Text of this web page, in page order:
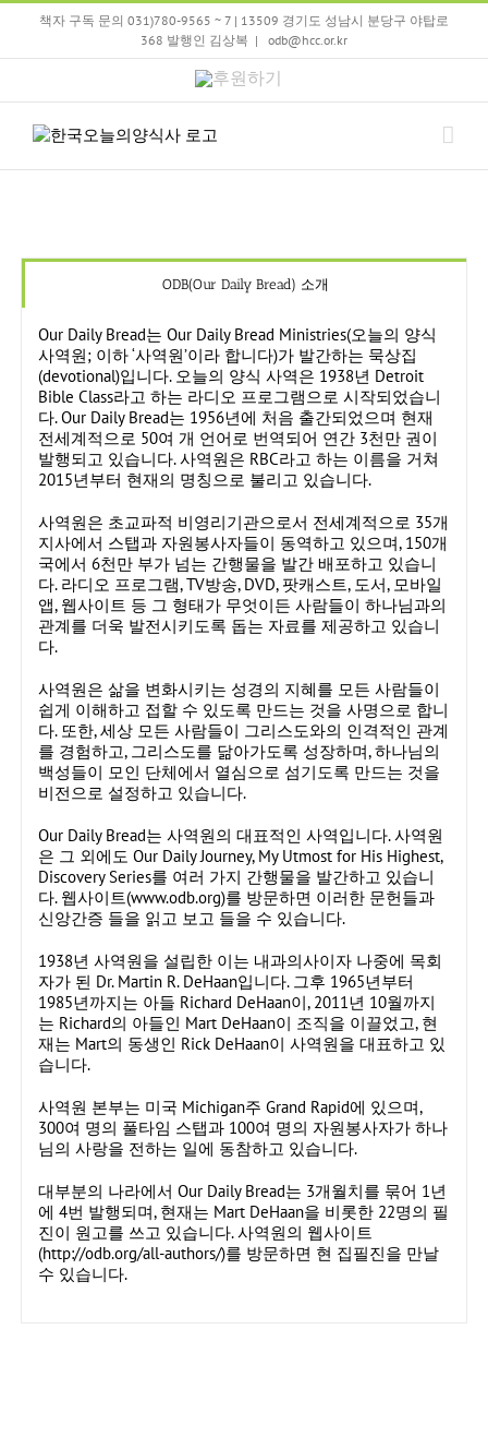
Skip
책자 구독 문의 031)780-9565 ~ 7 | 13509 경기도 성남시 분당구 야탑로
368 발행인 김상복 | odb@hcc.or.kr
후
기
ODB(Our Daily Bread) 소개
Our Daily Bread는 Our Daily Bread Ministries(오늘의 양식
사역원; 이하 ‘사역원’이라 합니다)가 발간하는 묵상집
(devotional)입니다. 오늘의 양식 사역은 1938년 Detroit
Bible Class라고 하는 라디오 프로그램으로 시작되었습니
다. Our Daily Bread는 1956년에 처음 출간되었으며 현재
전세계적으로 50여 개 언어로 번역되어 연간 3천만 권이
발행되고 있습니다. 사역원은 RBC라고 하는 이름을 거쳐
2015년부터 현재의 명칭으로 불리고 있습니다.
사역원은 초교파적 비영리기관으로서 전세계적으로 35개
지사에서 스탭과 자원봉사자들이 동역하고 있으며, 150개
국에서 6천만 부가 넘는 간행물을 발간 배포하고 있습니
다. 라디오 프로그램, TV방송, DVD, 팟캐스트, 도서, 모바일
앱, 웹사이트 등 그 형태가 무엇이든 사람들이 하나님과의
관계를 더욱 발전시키도록 돕는 자료를 제공하고 있습니
다.
사역원은 삶을 변화시키는 성경의 지혜를 모든 사람들이
쉽게 이해하고 접할 수 있도록 만드는 것을 사명으로 합니
다. 또한, 세상 모든 사람들이 그리스도와의 인격적인 관계
를 경험하고, 그리스도를 닮아가도록 성장하며, 하나님의
백성들이 모인 단체에서 열심으로 섬기도록 만드는 것을
비전으로 설정하고 있습니다.
Our Daily Bread는 사역원의 대표적인 사역입니다. 사역원
은 그 외에도 Our Daily Journey, My Utmost for His Highest,
Discovery Series를 여러 가지 간행물을 발간하고 있습니
다. 웹사이트(www.odb.org)를 방문하면 이러한 문헌들과
신앙간증 들을 읽고 보고 들을 수 있습니다.
1938년 사역원을 설립한 이는 내과의사이자 나중에 목회
자가 된 Dr. Martin R. DeHaan입니다. 그후 1965년부터
1985년까지는 아들 Richard DeHaan이, 2011년 10월까지
는 Richard의 아들인 Mart DeHaan이 조직을 이끌었고, 현
재는 Mart의 동생인 Rick DeHaan이 사역원을 대표하고 있
습니다.
사역원 본부는 미국 Michigan주 Grand Rapid에 있으며,
300여 명의 풀타임 스탭과 100여 명의 자원봉사자가 하나
님의 사랑을 전하는 일에 동참하고 있습니다.
대부분의 나라에서 Our Daily Bread는 3개월치를 묶어 1년
에 4번 발행되며, 현재는 Mart DeHaan을 비롯한 22명의 필
진이 원고를 쓰고 있습니다. 사역원의 웹사이트
(http://odb.org/all-authors/)를 방문하면 현 집필진을 만날
수 있습니다.